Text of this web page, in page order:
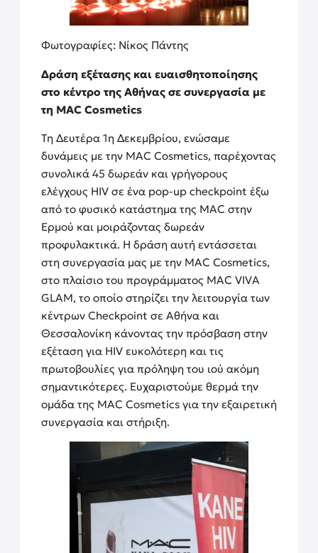
Φωτογραφίες: Νίκος Πάντης
Δράση εξέτασης και ευαισθητοποίησης
στο κέντρο της Αθήνας σε συνεργασία με
τη MAC Cosmetics
Τη Δευτέρα 1η Δεκεμβρίου, ενώσαμε
δυνάμεις με την MAC Cosmetics, παρέχοντας
συνολικά 45 δωρεάν και γρήγορους
ελέγχους HIV σε ένα pop-up checkpoint έξω
από το φυσικό κατάστημα της MAC στην
Ερμού και μοιράζοντας δωρεάν
προφυλακτικά. Η δράση αυτή εντάσσεται
στη συνεργασία μας με την MAC Cosmetics,
στο πλαίσιο του προγράμματος MAC VIVA
GLAM, το οποίο στηρίζει την λειτουργία των
κέντρων Checkpoint σε Αθήνα και
Θεσσαλονίκη κάνοντας την πρόσβαση στην
εξέταση για HIV ευκολότερη και τις
πρωτοβουλίες για πρόληψη του ιού ακόμη
σημαντικότερες. Ευχαριστούμε θερμά την
ομάδα της MAC Cosmetics για την εξαιρετική
συνεργασία και στήριξη.